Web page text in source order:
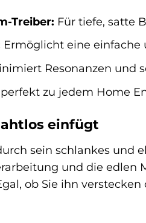
Treiber: Für tiefe, satte
Ermöglicht eine einfache
Resonanzen und
perfekt zu jedem Home
einfügt
sein schlankes
und die edlen
ob Sie ihn